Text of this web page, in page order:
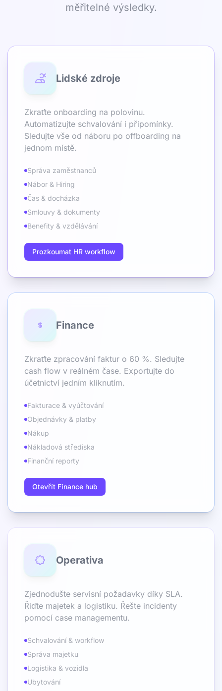
měřitelné výsledky.
Lidské zdroje
Zkraťte onboarding na polovinu.
Automatizujte schvalování i připomínky.
Sledujte vše od náboru po offboarding na
jednom místě.
Správa zaměstnanců
Nábor & Hiring
Čas & docházka
Smlouvy & dokumenty
Benefity & vzdělávání
Prozkoumat HR workflow
Finance
Zkraťte zpracování faktur o 60 %. Sledujte
cash flow v reálném čase. Exportujte do
účetnictví jedním kliknutím.
Fakturace & vyúčtování
Objednávky & platby
Nákup
Nákladová střediska
Finanční reporty
Otevřít Finance hub
Operativa
Zjednodušte servisní požadavky díky SLA.
Řiďte majetek a logistiku. Řešte incidenty
pomocí case managementu.
Schvalování & workflow
Správa majetku
Logistika & vozidla
Ubytování